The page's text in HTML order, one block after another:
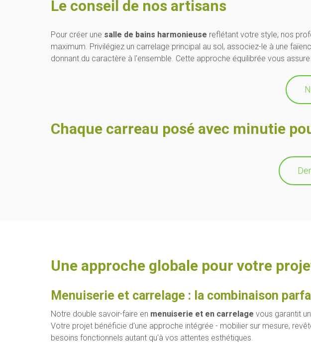
Le conseil de nos artisans
Pour créer une salle de bains harmonieuse reflétant votre style, nos
maximum. Privilégiez un carrelage principal au sol, associez-le à une
donnant du caractère à l'ensemble. Cette approche équilibrée vous
Chaque carreau posé avec minutie
Une approche globale pour votre
Menuiserie et carrelage : la combinaison
Notre double savoir-faire en menuiserie et en carrelage vous garantit
Votre projet bénéficie d'une approche intégrée - mobilier sur mesure,
besoins fonctionnels autant qu'à vos attentes esthétiques.